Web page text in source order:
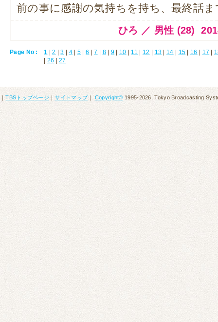
前の事に感謝の気持ちを持ち、最終話
ひろ ／ 男性 (28)
Page No : 1 |2 |3 4| 5 |6 |7 8| 9 10 11 12 13 14 15 16 17
26 |27
｜TBSトップページ ｜サイトマップ｜ Copyright© 1995-2026, Tokyo Broadcasting